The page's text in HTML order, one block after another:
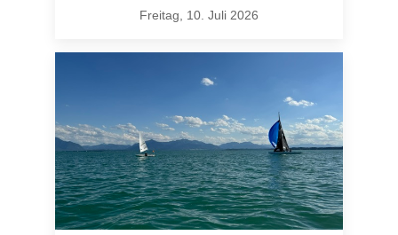
Freitag, 10. Juli 2026